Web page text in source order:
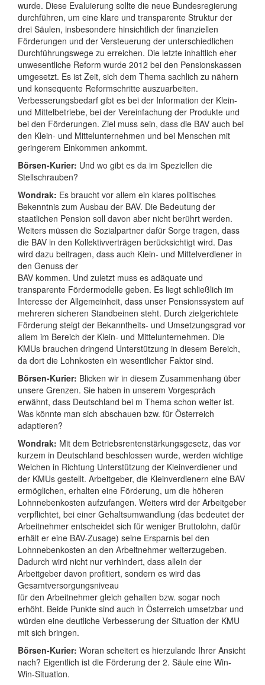
wurde. Diese Evaluierung sollte die neue Bundesregierung
durchführen, um eine klare und transparente Struktur der
drei Säulen, insbesondere hinsichtlich der finanziellen
Förderungen und der Versteuerung der unterschiedlichen
Durchführungswege zu erreichen. Die letzte inhaltlich eher
unwesentliche Reform wurde 2012 bei den Pensionskassen
umgesetzt. Es ist Zeit, sich dem Thema sachlich zu nähern
und konsequente Reformschritte auszuarbeiten.
Verbesserungsbedarf gibt es bei der Information der Klein-
und Mittelbetriebe, bei der Vereinfachung der Produkte und
bei den Förderungen. Ziel muss sein, dass die BAV auch bei
den Klein- und Mittelunternehmen und bei Menschen mit
geringerem Einkommen ankommt.
Börsen-Kurier: Und wo gibt es da im Speziellen die
Stellschrauben?
Wondrak: Es braucht vor allem ein klares politisches
Bekenntnis zum Ausbau der BAV. Die Bedeutung der
staatlichen Pension soll davon aber nicht berührt werden.
Weiters müssen die Sozialpartner dafür Sorge tragen, dass
die BAV in den Kollektivverträgen berücksichtigt wird. Das
wird dazu beitragen, dass auch Klein- und Mittelverdiener in
den Genuss der
BAV kommen. Und zuletzt muss es adäquate und
transparente Fördermodelle geben. Es liegt schließlich im
Interesse der Allgemeinheit, dass unser Pensionssystem auf
mehreren sicheren Standbeinen steht. Durch zielgerichtete
Förderung steigt der Bekanntheits- und Umsetzungsgrad vor
allem im Bereich der Klein- und Mittelunternehmen. Die
KMUs brauchen dringend Unterstützung in diesem Bereich,
da dort die Lohnkosten ein wesentlicher Faktor sind.
Börsen-Kurier: Blicken wir in diesem Zusammenhang über
unsere Grenzen. Sie haben in unserem Vorgespräch
erwähnt, dass Deutschland bei m Thema schon weiter ist.
Was könnte man sich abschauen bzw. für Österreich
adaptieren?
Wondrak: Mit dem Betriebsrentenstärkungsgesetz, das vor
kurzem in Deutschland beschlossen wurde, werden wichtige
Weichen in Richtung Unterstützung der Kleinverdiener und
der KMUs gestellt. Arbeitgeber, die Kleinverdienern eine BAV
ermöglichen, erhalten eine Förderung, um die höheren
Lohnnebenkosten aufzufangen. Weiters wird der Arbeitgeber
verpflichtet, bei einer Gehaltsumwandlung (das bedeutet der
Arbeitnehmer entscheidet sich für weniger Bruttolohn, dafür
erhält er eine BAV-Zusage) seine Ersparnis bei den
Lohnnebenkosten an den Arbeitnehmer weiterzugeben.
Dadurch wird nicht nur verhindert, dass allein der
Arbeitgeber davon profitiert, sondern es wird das
Gesamtversorgungsniveau
für den Arbeitnehmer gleich gehalten bzw. sogar noch
erhöht. Beide Punkte sind auch in Österreich umsetzbar und
würden eine deutliche Verbesserung der Situation der KMU
mit sich bringen.
Börsen-Kurier: Woran scheitert es hierzulande Ihrer Ansicht
nach? Eigentlich ist die Förderung der 2. Säule eine Win-
Win-Situation.